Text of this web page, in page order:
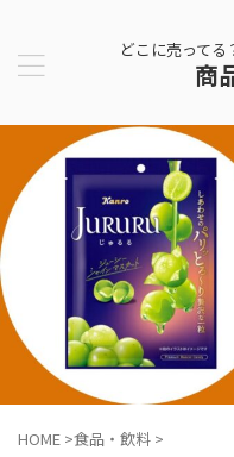
どこに売ってる
商
HOME >食品・飲料 >